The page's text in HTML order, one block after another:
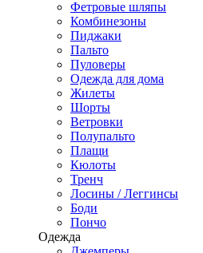
Фетровые шляпы
Комбинезоны
Пиджаки
Пальто
Пуловеры
Одежда для дома
Жилеты
Шорты
Ветровки
Полупальто
Плащи
Кюлоты
Тренч
Лосины / Леггинсы
Боди
Пончо
Одежда